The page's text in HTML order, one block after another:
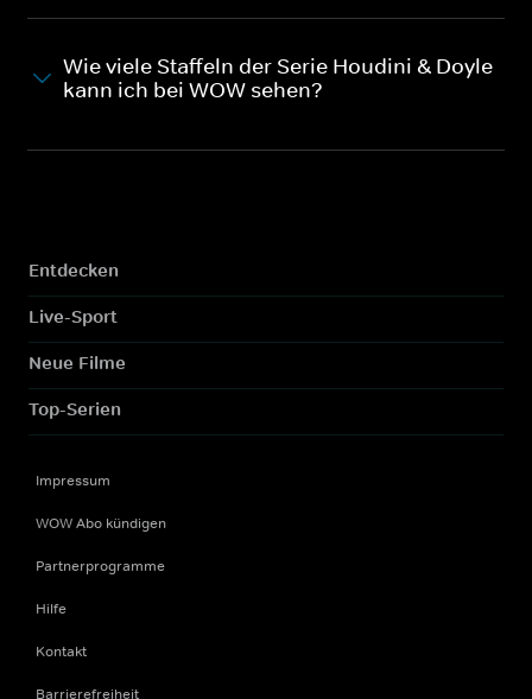
Wie viele Staffeln der Serie Houdini & Doyle
kann ich bei WOW sehen?
Entdecken
Live-Sport
Neue Filme
Top-Serien
Impressum
WOW Abo kündigen
Partnerprogramme
Hilfe
Kontakt
Barrierefreiheit